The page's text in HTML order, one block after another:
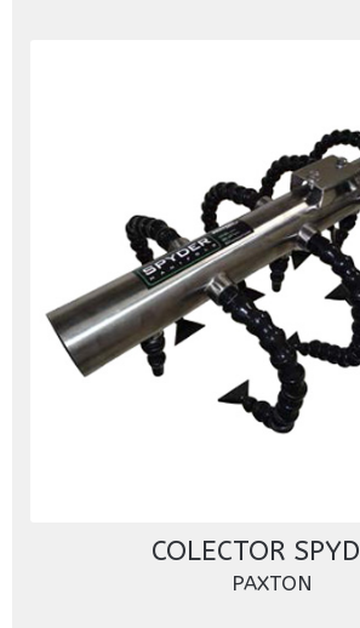
COLECTOR
PAXTON